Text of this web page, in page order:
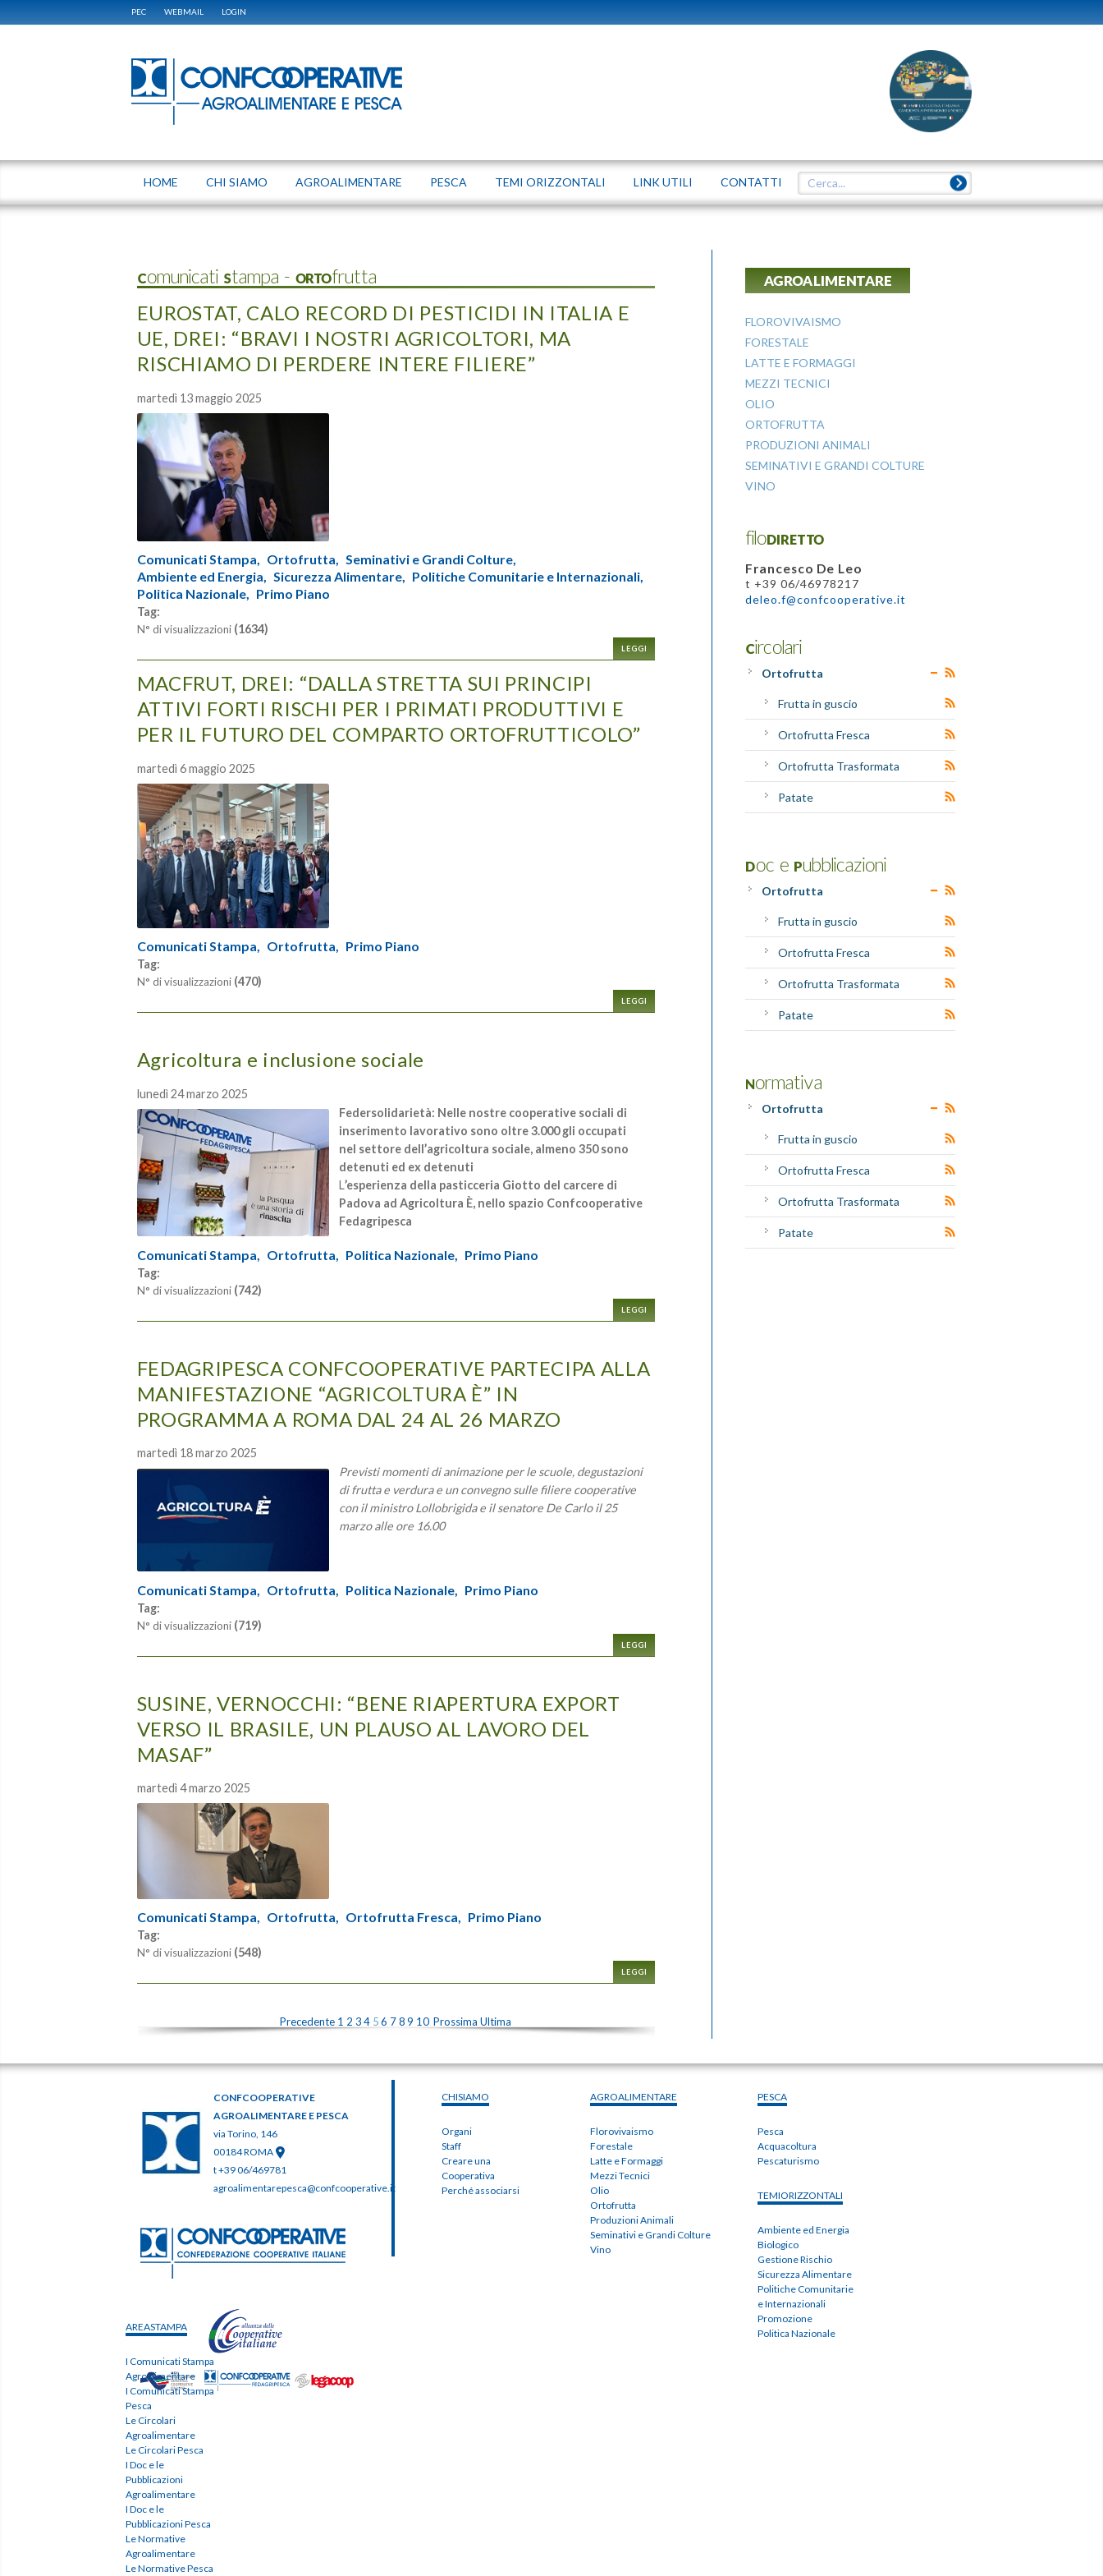
PEC WEBMAIL LOGIN
HOME CHI SIAMO AGROALIMENTARE PESCA TEMI ORIZZONTALI LINK UTILI CONTATTI
Comunicati Stampa - ORTOfrutta
EUROSTAT, CALO RECORD DI PESTICIDI IN ITALIA E
UE, DREI: “BRAVI I NOSTRI AGRICOLTORI, MA
RISCHIAMO DI PERDERE INTERE FILIERE”
martedì 13 maggio 2025
Comunicati Stampa, Ortofrutta, Seminativi e Grandi Colture,
Ambiente ed Energia, Sicurezza Alimentare, Politiche Comunitarie e Internazionali,
Politica Nazionale, Primo Piano
Tag:
N° di visualizzazioni (1634)
LEGGI
MACFRUT, DREI: “DALLA STRETTA SUI PRINCIPI
ATTIVI FORTI RISCHI PER I PRIMATI PRODUTTIVI E
PER IL FUTURO DEL COMPARTO ORTOFRUTTICOLO”
martedì 6 maggio 2025
Comunicati Stampa, Ortofrutta, Primo Piano
Tag:
N° di visualizzazioni (470)
LEGGI
Agricoltura e inclusione sociale
lunedì 24 marzo 2025
Federsolidarietà: Nelle nostre cooperative sociali di
inserimento lavorativo sono oltre 3.000 gli occupati
nel settore dell’agricoltura sociale, almeno 350 sono
detenuti ed ex detenuti
L’esperienza della pasticceria Giotto del carcere di
Padova ad Agricoltura È, nello spazio Confcooperative
Fedagripesca
Comunicati Stampa, Ortofrutta, Politica Nazionale, Primo Piano
Tag:
N° di visualizzazioni (742)
LEGGI
FEDAGRIPESCA CONFCOOPERATIVE PARTECIPA ALLA
MANIFESTAZIONE “AGRICOLTURA È” IN
PROGRAMMA A ROMA DAL 24 AL 26 MARZO
martedì 18 marzo 2025
Previsti momenti di animazione per le scuole, degustazioni
di frutta e verdura e un convegno sulle filiere cooperative
con il ministro Lollobrigida e il senatore De Carlo il 25
marzo alle ore 16.00
Comunicati Stampa, Ortofrutta, Politica Nazionale, Primo Piano
Tag:
N° di visualizzazioni (719)
LEGGI
SUSINE, VERNOCCHI: “BENE RIAPERTURA EXPORT
VERSO IL BRASILE, UN PLAUSO AL LAVORO DEL
MASAF”
martedì 4 marzo 2025
Comunicati Stampa, Ortofrutta, Ortofrutta Fresca, Primo Piano
Tag:
N° di visualizzazioni (548)
LEGGI
Precedente 1 2 34 5 6 789 10 Prossima Ultima
AGROALIMENTARE
FLOROVIVAISMO
FORESTALE
LATTE E FORMAGGI
MEZZI TECNICI
OLIO
ORTOFRUTTA
PRODUZIONI ANIMALI
SEMINATIVI E GRANDI COLTURE
VINO
filoDIRETTO
Francesco De Leo
t +39 06/46978217
deleo.f@confcooperative.it
Circolari
Ortofrutta
Frutta in guscio
Ortofrutta Fresca
Ortofrutta Trasformata
Patate
Doc e Pubblicazioni
Ortofrutta
Frutta in guscio
Ortofrutta Fresca
Ortofrutta Trasformata
Patate
Normativa
Ortofrutta
Frutta in guscio
Ortofrutta Fresca
Ortofrutta Trasformata
Patate
CONFCOOPERATIVE
AGROALIMENTARE E PESCA
via Torino, 146
00184 ROMA
t +39 06/469781
agroalimentarepesca@confcooperative.it
CHISIAMO
Organi
Staff
Creare una
Cooperativa
Perché associarsi
AGROALIMENTARE
Florovivaismo
Forestale
Latte e Formaggi
Mezzi Tecnici
Olio
Ortofrutta
Produzioni Animali
Seminativi e Grandi Colture
Vino
PESCA
Pesca
Acquacoltura
Pescaturismo
TEMIORIZZONTALI
Ambiente ed Energia
Biologico
Gestione Rischio
Sicurezza Alimentare
Politiche Comunitarie
e Internazionali
Promozione
Politica Nazionale
AREASTAMPA
I Comunicati Stampa
Agroalimentare
I Comunicati Stampa
Pesca
Le Circolari
Agroalimentare
Le Circolari Pesca
I Doc e le
Pubblicazioni
Agroalimentare
I Doc e le
Pubblicazioni Pesca
Le Normative
Agroalimentare
Le Normative Pesca